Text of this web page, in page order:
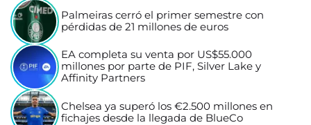
Palmeiras cerró el primer semestre con
pérdidas de 21 millones de euros
EA completa su venta por US$55.000
millones por parte de PIF, Silver Lake y
Affinity Partners
Chelsea ya superó los €2.500 millones en
fichajes desde la llegada de BlueCo